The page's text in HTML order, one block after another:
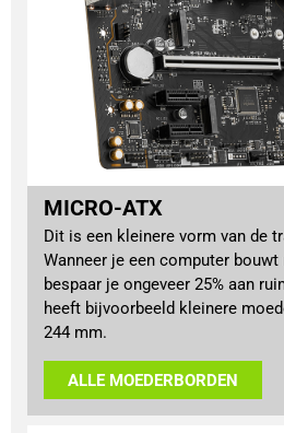
MICRO-ATX
Dit is een kleinere vorm van de
Wanneer je een computer
bespaar je ongeveer 25% aan
heeft bijvoorbeeld kleinere
244 mm.
ALLE MOEDERBORDEN